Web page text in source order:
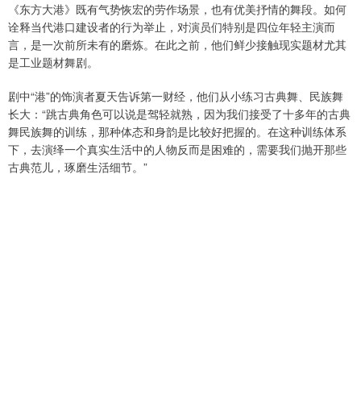
《东方大港》既有气势恢宏的劳作场景，也有优美抒情的舞段。如何
诠释当代港口建设者的行为举止，对演员们特别是四位年轻主演而
言，是一次前所未有的磨炼。在此之前，他们鲜少接触现实题材尤其
是工业题材舞剧。
剧中“港”的饰演者夏天告诉第一财经，他们从小练习古典舞、民族舞
长大：“跳古典角色可以说是驾轻就熟，因为我们接受了十多年的古典
舞民族舞的训练，那种体态和身韵是比较好把握的。在这种训练体系
下，去演绎一个真实生活中的人物反而是困难的，需要我们抛开那些
古典范儿，琢磨生活细节。”